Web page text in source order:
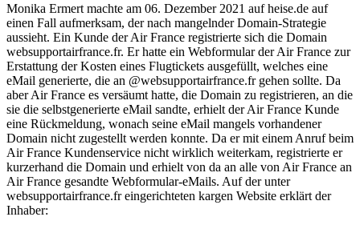
Monika Ermert machte am 06. Dezember 2021 auf heise.de auf
einen Fall aufmerksam, der nach mangelnder Domain-Strategie
aussieht. Ein Kunde der Air France registrierte sich die Domain
websupportairfrance.fr. Er hatte ein Webformular der Air France zur
Erstattung der Kosten eines Flugtickets ausgefüllt, welches eine
eMail generierte, die an @websupportairfrance.fr gehen sollte. Da
aber Air France es versäumt hatte, die Domain zu registrieren, an die
sie die selbstgenerierte eMail sandte, erhielt der Air France Kunde
eine Rückmeldung, wonach seine eMail mangels vorhandener
Domain nicht zugestellt werden konnte. Da er mit einem Anruf beim
Air France Kundenservice nicht wirklich weiterkam, registrierte er
kurzerhand die Domain und erhielt von da an alle von Air France an
Air France gesandte Webformular-eMails. Auf der unter
websupportairfrance.fr eingerichteten kargen Website erklärt der
Inhaber: